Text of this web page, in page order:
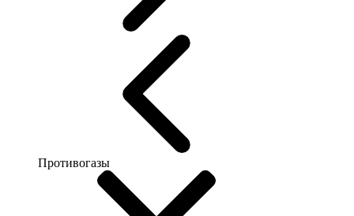
Противогазы